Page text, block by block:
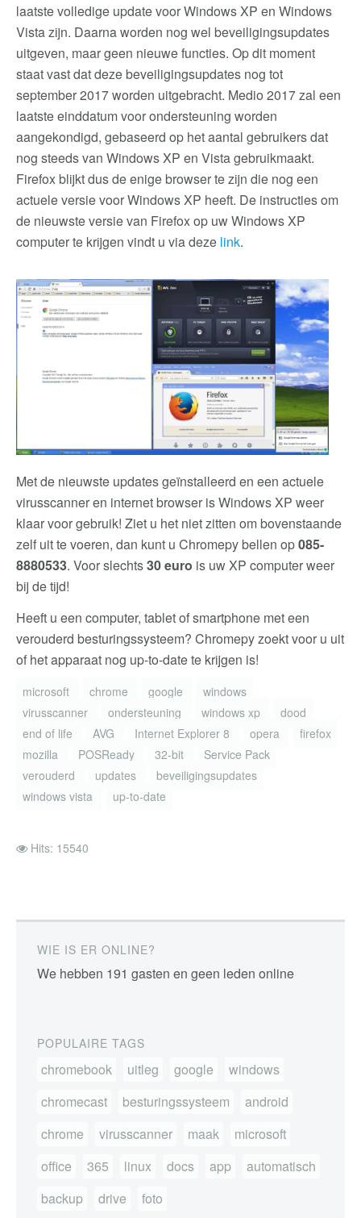
laatste volledige update voor Windows XP en Windows
Vista zijn. Daarna worden nog wel beveiligingsupdates
uitgeven, maar geen nieuwe functies. Op dit moment
staat vast dat deze beveiligingsupdates nog tot
september 2017 worden uitgebracht. Medio 2017 zal een
laatste einddatum voor ondersteuning worden
aangekondigd, gebaseerd op het aantal gebruikers dat
nog steeds van Windows XP en Vista gebruikmaakt.
Firefox blijkt dus de enige browser te zijn die nog een
actuele versie voor Windows XP heeft. De instructies om
de nieuwste versie van Firefox op uw Windows XP
computer te krijgen vindt u via deze link.
Met de nieuwste updates geïnstalleerd en een actuele
virusscanner en internet browser is Windows XP weer
klaar voor gebruik! Ziet u het niet zitten om bovenstaande
zelf uit te voeren, dan kunt u Chromepy bellen op085-
8880533. Voor slechts30 euro is uw XP computer weer
bij de tijd!
Heeft u een computer, tablet of smartphone met een
verouderd besturingssysteem? Chromepy zoekt voor u uit
of het apparaat nog up-to-date te krijgen is!
microsoft chrome google
windows
virusscanner
ondersteuning windows xp
dood
end of life
AVG Internet Explorer 8 opera
firefox
mozilla
POSReady 32-bit
Service Pack
verouderd
updates
beveiligingsupdates
windows vista
up-to-date
Hits: 15540
WIE IS ER ONLINE?
We hebben 191 gasten en geen leden online
POPULAIRE TAGS
chromebook uitleg google
windows
chromecast
besturingssysteem
android
chrome
virusscanner maak
microsoft
office
365 linux docs app
automatisch
backup
drive foto